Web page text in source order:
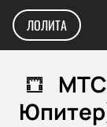
ЛОЛИТА